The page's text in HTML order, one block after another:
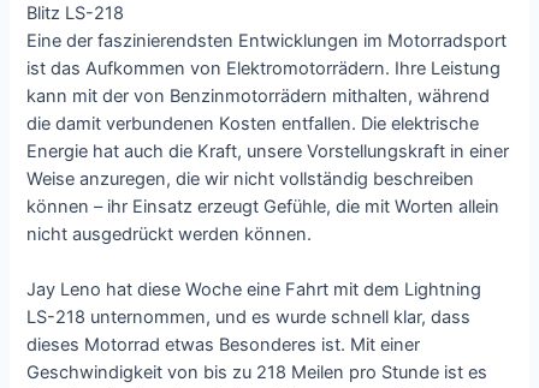
Blitz LS-218
Eine der faszinierendsten Entwicklungen im Motorradsport
ist das Aufkommen von Elektromotorrädern. Ihre Leistung
kann mit der von Benzinmotorrädern mithalten, während
die damit verbundenen Kosten entfallen. Die elektrische
Energie hat auch die Kraft, unsere Vorstellungskraft in einer
Weise anzuregen, die wir nicht vollständig beschreiben
können – ihr Einsatz erzeugt Gefühle, die mit Worten allein
nicht ausgedrückt werden können.
Jay Leno hat diese Woche eine Fahrt mit dem Lightning
LS-218 unternommen, und es wurde schnell klar, dass
dieses Motorrad etwas Besonderes ist. Mit einer
Geschwindigkeit von bis zu 218 Meilen pro Stunde ist es